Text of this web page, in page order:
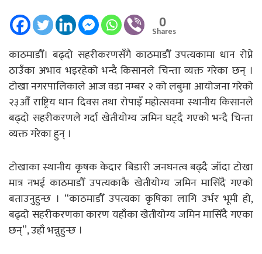
0
Shares
काठमाडौँ। बढ्दो सहरीकरणसँगै काठमाडौँ उपत्यकामा धान रोप्ने
ठाउँका अभाव भइरहेको भन्दै किसानले चिन्ता व्यक्त गरेका छन् ।
टोखा नगरपालिकाले आज वडा नम्बर २ को लबुमा आयोजना गरेको
२३औँ राष्ट्रिय धान दिवस तथा रोपाइँ महोत्सवमा स्थानीय किसानले
बढ्दो सहरीकरणले गर्दा खेतीयोग्य जमिन घट्दै गएको भन्दै चिन्ता
व्यक्त गरेका हुन् ।
टोखाका स्थानीय कृषक केदार बिडारी जनघनत्व बढ्दै जाँदा टोखा
मात्र नभई काठमाडौँ उपत्यकाकै खेतीयोग्य जमिन मासिँदै गएको
बताउनुहुन्छ । “काठमाडौँ उपत्यका कृषिका लागि उर्भर भूमी हो,
बढ्दो सहरीकरणका कारण यहाँका खेतीयोग्य जमिन मासिँदै गएका
छन्”, उहाँ भन्नुहुन्छ ।